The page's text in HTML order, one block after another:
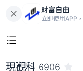
財富自由
立即使用APP
現觀科 6906